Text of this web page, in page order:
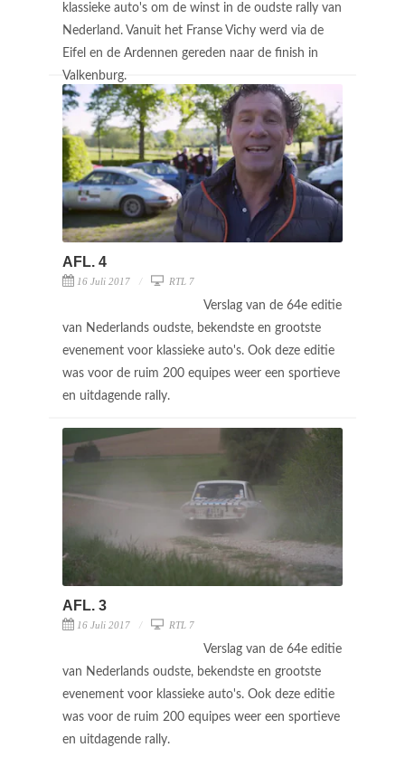
klassieke auto's om de winst in de oudste rally van
Nederland. Vanuit het Franse Vichy werd via de
Eifel en de Ardennen gereden naar de finish in
Valkenburg.
AFL. 4
16 Juli 2017 RTL 7
Verslag van de 64e editie
van Nederlands oudste, bekendste en grootste
evenement voor klassieke auto's. Ook deze editie
was voor de ruim 200 equipes weer een sportieve
en uitdagende rally.
AFL. 3
16 Juli 2017 RTL 7
Verslag van de 64e editie
van Nederlands oudste, bekendste en grootste
evenement voor klassieke auto's. Ook deze editie
was voor de ruim 200 equipes weer een sportieve
en uitdagende rally.